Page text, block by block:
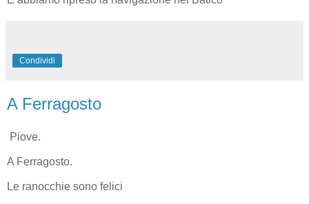
Condividi
A Ferragosto
Piove.
A Ferragosto.
Le ranocchie sono felici